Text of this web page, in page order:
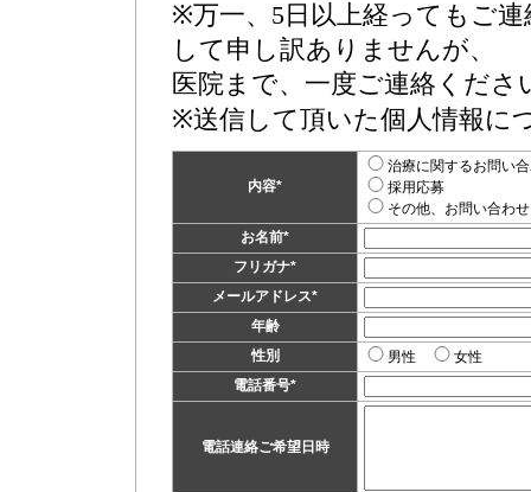
※万一、5日以上経ってもご
して申し訳ありませんが、
医院まで、一度ご連絡くだ
※送信して頂いた個人情報に
内容*
治療に関するお問い
採用応募
その他、お問い合わせ
お名前*
フリガナ*
メールアドレス*
年齢
性別
男性
女性
電話番号*
電話連絡ご希望日時